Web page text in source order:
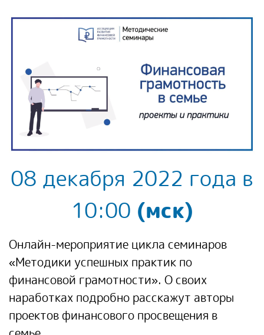
08 декабря 2022 года в
10:00 (мск)
Онлайн-мероприятие цикла семинаров
«Методики успешных практик по
финансовой грамотности». О своих
наработках подробно расскажут авторы
проектов финансового просвещения в